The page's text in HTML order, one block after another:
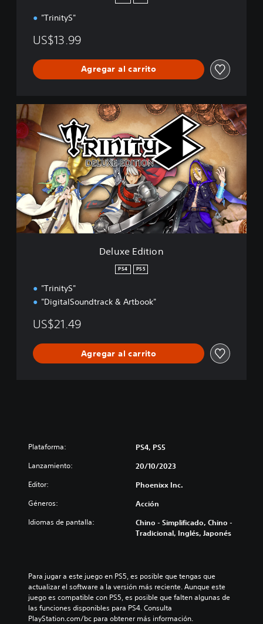
"TrinityS"
US$13.99
Agregar al carrito
D
e
l
u
e
d
i
t
o
Deluxe Edition
PS4 PS5
"TrinityS"
"DigitalSoundtrack & Artbook"
US$21.49
Agregar al carrito
Plataforma: PS4, PS5
Lanzamiento: 20/10/2023
Editor: Phoenixx Inc.
Géneros: Acción
Idiomas de pantalla:
Chino - Simplificado, Chino -
Tradicional, Inglés, Japonés
Para jugar a este juego en PS5, es posible que tengas que
actualizar el software a la versión más reciente. Aunque este
juego es compatible con PS5, es posible que falten algunas de
las funciones disponibles para PS4. Consulta
PlayStation.com/bc para obtener más información.